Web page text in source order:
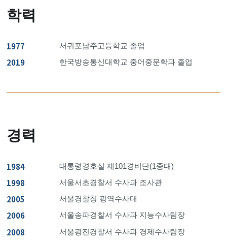
학력
1977 서귀포남주고등학교 졸업
2019 한국방송통신대학교 중어중문학과 졸업
경력
1984 대통령경호실 제101경비단(1중대)
1998 서울서초경찰서 수사과 조사관
2005 서울경찰청 광역수사대
2006 서울송파경찰서 수사과 지능수사팀장
2008 서울광진경찰서 수사과 경제수사팀장